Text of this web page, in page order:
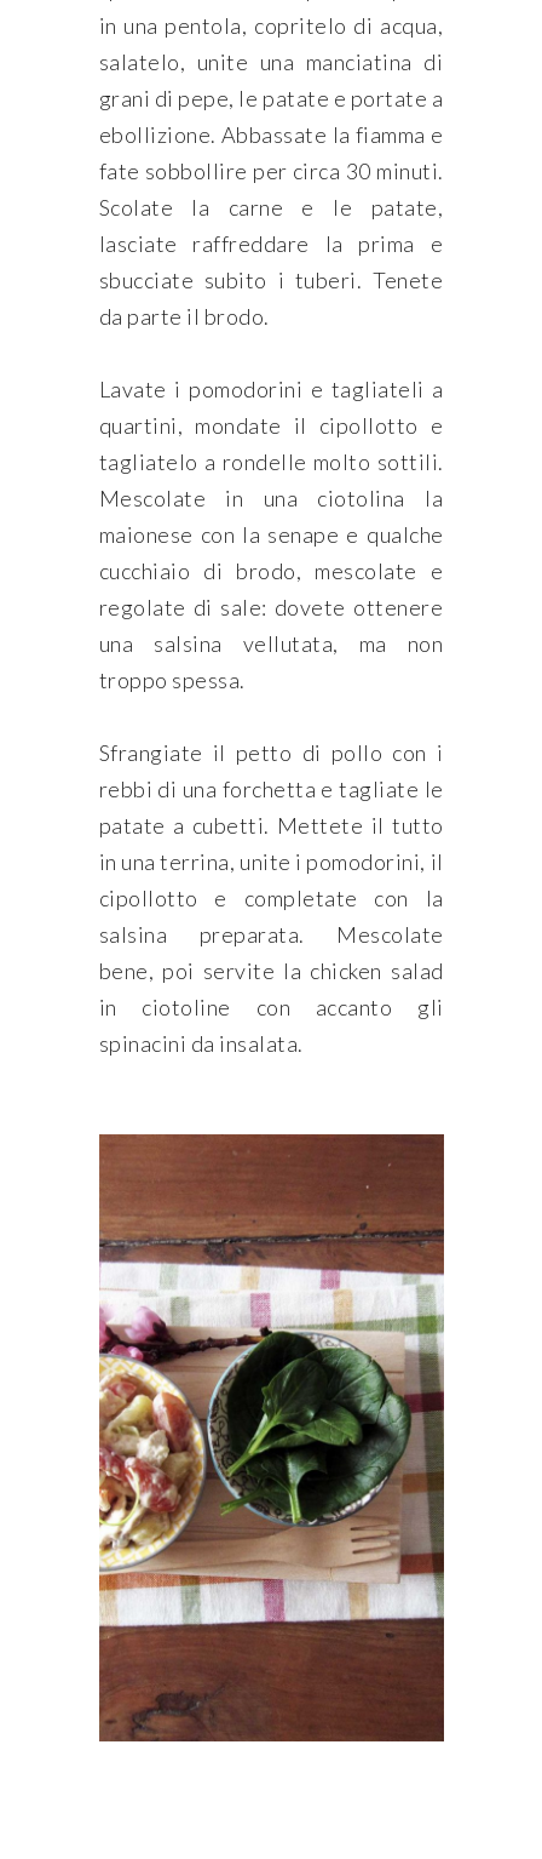
in una pentola, copritelo di acqua,
salatelo, unite una manciatina di
grani di pepe, le patate e portate a
ebollizione. Abbassate la fiamma e
fate sobbollire per circa 30 minuti.
Scolate la carne e le patate,
lasciate raffreddare la prima e
sbucciate subito i tuberi. Tenete
da parte il brodo.
Lavate i pomodorini e tagliateli a
quartini, mondate il cipollotto e
tagliatelo a rondelle molto sottili.
Mescolate in una ciotolina la
maionese con la senape e qualche
cucchiaio di brodo, mescolate e
regolate di sale: dovete ottenere
una salsina vellutata, ma non
troppo spessa.
Sfrangiate il petto di pollo con i
rebbi di una forchetta e tagliate le
patate a cubetti. Mettete il tutto
in una terrina, unite i pomodorini, il
cipollotto e completate con la
salsina preparata. Mescolate
bene, poi servite la chicken salad
in ciotoline con accanto gli
spinacini da insalata.